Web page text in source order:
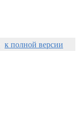
к полной версии